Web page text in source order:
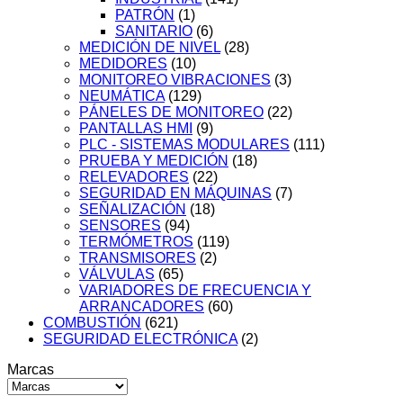
PATRÓN (1)
SANITARIO (6)
MEDICIÓN DE NIVEL (28)
MEDIDORES (10)
MONITOREO VIBRACIONES (3)
NEUMÁTICA (129)
PÁNELES DE MONITOREO (22)
PANTALLAS HMI
(9)
PLC - SISTEMAS MODULARES (111)
PRUEBA Y MEDICIÓN (18)
RELEVADORES (22)
SEGURIDAD EN MÁQUINAS (7)
SEÑALIZACIÓN (18)
SENSORES (94)
TERMÓMETROS (119)
TRANSMISORES (2)
VÁLVULAS (65)
VARIADORES DE FRECUENCIA Y
ARRANCADORES (60)
COMBUSTIÓN (621)
SEGURIDAD ELECTRÓNICA (2)
Marcas